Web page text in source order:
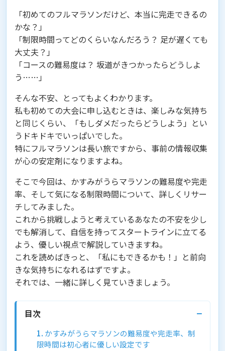
「初めてのフルマラソンだけど、本当に完走できるの
かな？」
「制限時間ってどのくらいなんだろう？ 足が遅くても
大丈夫？」
「コースの難易度は？ 坂道がきつかったらどうしよ
う……」
そんな不安、とってもよくわかります。
私も初めての大会に申し込むときは、楽しみな気持ち
と同じくらい、「もしダメだったらどうしよう」とい
うドキドキでいっぱいでした。
特にフルマラソンは長い旅ですから、事前の情報収集
が心の安定剤になりますよね。
そこで今回は、かすみがうらマラソンの難易度や完走
率、そして気になる制限時間について、詳しくリサー
チしてみました。
これから挑戦しようと考えているあなたの不安を少し
でも解消して、自信を持ってスタートラインに立てる
よう、優しい視点で解説していきますね。
これを読めばきっと、「私にもできるかも！」と前向
きな気持ちになれるはずですよ。
それでは、一緒に詳しく見ていきましょう。
目次 −
かすみがうらマラソンの難易度や完走率、制
限時間は初心者に優しい設定です